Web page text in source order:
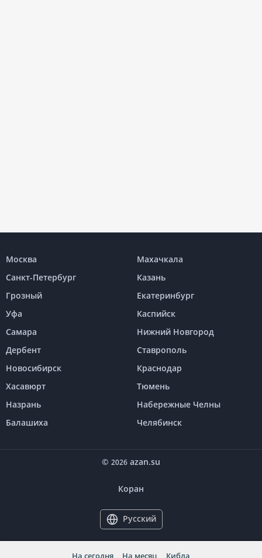
На сегодня На месяц Кибла
Москва
Махачкала
Санкт-Петербург
Казань
Грозный
Екатеринбург
Уфа
Каспийск
Самара
Нижний Новгород
Дербент
Ставрополь
Новосибирск
Краснодар
Хасавюрт
Тюмень
Назрань
Набережные Челны
Балашиха
Челябинск
© 2026 azan.su
Коран
Русский